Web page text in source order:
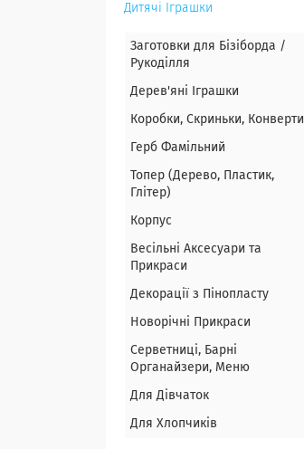
Дитячі Іграшки
Заготовки для Бізіборда /
Рукоділля
Дерев'яні Іграшки
Коробки, Скриньки, Конверти
Герб Фамільний
Топер (Дерево, Пластик,
Глітер)
Корпус
Весільні Аксесуари та
Прикраси
Декорації з Пінопласту
Новорічні Прикраси
Серветниці, Барні
Органайзери, Меню
Для Дівчаток
Для Хлопчиків